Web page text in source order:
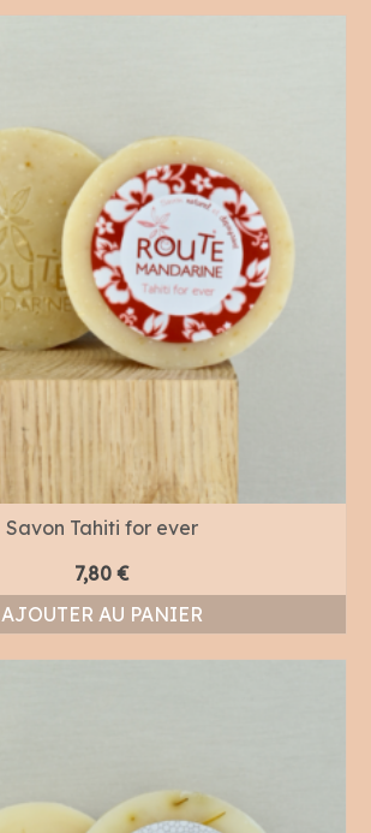
Savon Tahiti for ever
7,80 €
AJOUTER AU PANIER